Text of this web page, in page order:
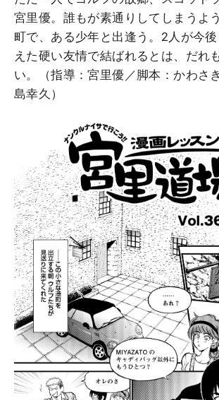
宮里優。誰もが素通りしてしまうよ
町で、ある少年と出逢う。2人が今
えた硬い友情で結ばれるとは、だれ
い。（指導：宮里優／脚本：かわさ
島幸久）